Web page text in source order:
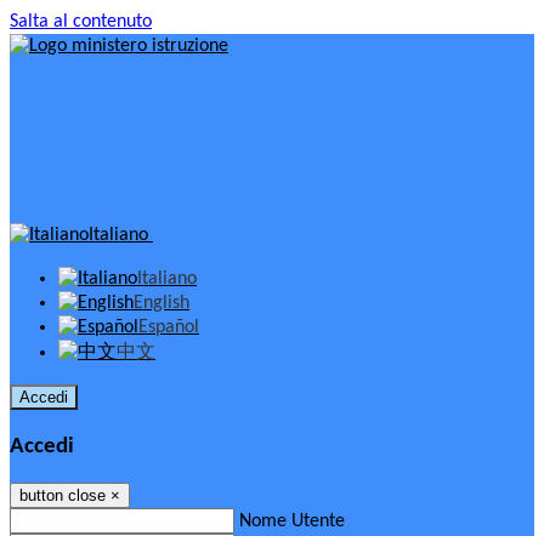
Salta al contenuto
Italiano
Italiano
English
Español
中文
Accedi
Accedi
button close ×
Nome Utente